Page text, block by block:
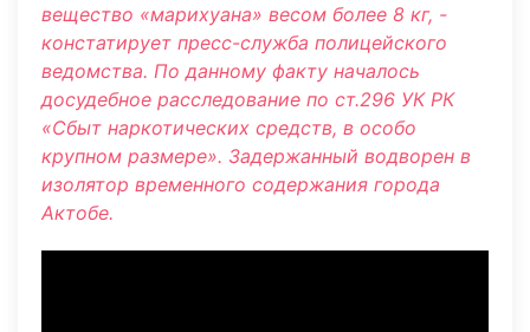
вещество «марихуана» весом более 8 кг, -
констатирует пресс-служба полицейского
ведомства. По данному факту началось
досудебное расследование по ст.296 УК РК
«Сбыт наркотических средств, в особо
крупном размере». Задержанный водворен в
изолятор временного содержания города
Актобе.